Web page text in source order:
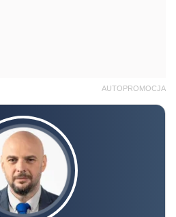
AUTOPROMOCJA